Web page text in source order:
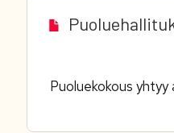
Puoluekokous